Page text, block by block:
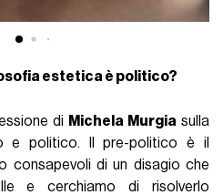
estetica è politico?
di Michela Murgia sulla
e politico. Il pre-politico è il
consapevoli di un disagio che
e cerchiamo di risolverlo